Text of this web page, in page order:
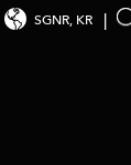
SGNR, KR